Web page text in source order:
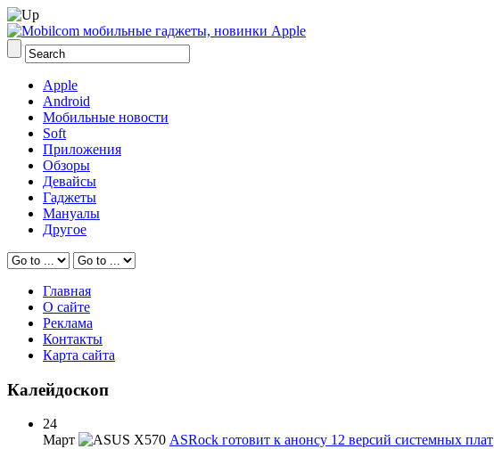
Apple
Android
Мобильные новости
Soft
Приложения
Обзоры
Девайсы
Гаджеты
Мануалы
Другое
Главная
О сайте
Реклама
Контакты
Карта сайта
Калейдоскоп
24
Март
ASRock готовит к анонсу 12 версий системных плат